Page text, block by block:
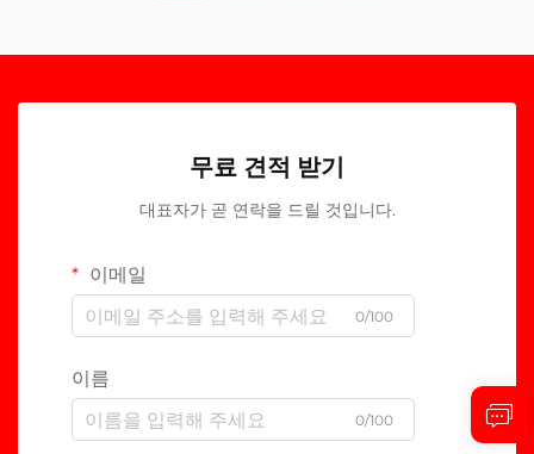
무료 견적 받기
대표자가 곧 연락을 드릴 것입니다.
이메일
0/100
이름
0/100